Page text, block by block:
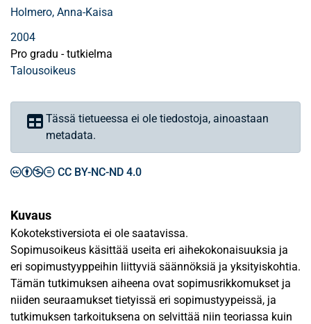
Holmero, Anna-Kaisa
2004
Pro gradu - tutkielma
Talousoikeus
Tässä tietueessa ei ole tiedostoja, ainoastaan
metadata.
CC BY-NC-ND 4.0
Kuvaus
Kokotekstiversiota ei ole saatavissa.
Sopimusoikeus käsittää useita eri aihekokonaisuuksia ja
eri sopimustyyppeihin liittyviä säännöksiä ja yksityiskohtia.
Tämän tutkimuksen aiheena ovat sopimusrikkomukset ja
niiden seuraamukset tietyissä eri sopimustyypeissä, ja
tutkimuksen tarkoituksena on selvittää niin teoriassa kuin